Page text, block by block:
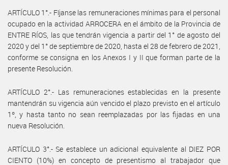
ARTÍCULO 1°.- Fíjanse las remuneraciones mínimas para el personal
ocupado en la actividad ARROCERA en el ámbito de la Provincia de
ENTRE RÍOS, las que tendrán vigencia a partir del 1° de agosto del
2020 y del 1° de septiembre de 2020, hasta el 28 de febrero de 2021,
conforme se consigna en los Anexos I y II que forman parte de la
presente Resolución.
ARTÍCULO 2°.- Las remuneraciones establecidas en la presente
mantendrán su vigencia aún vencido el plazo previsto en el artículo
1º, y hasta tanto no sean reemplazadas por las fijadas en una
nueva Resolución.
ARTÍCULO 3°.- Se establece un adicional equivalente al DIEZ POR
CIENTO (10%) en concepto de presentismo al trabajador que